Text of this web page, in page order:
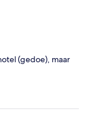
(gedoe), maar